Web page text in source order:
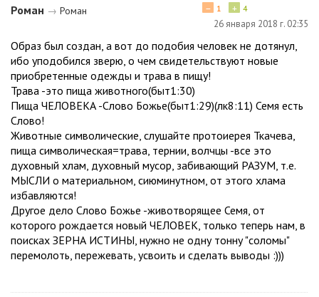
Роман → Роман + 4
− 1
26 января 2018 г. 02:35
Образ был создан, а вот до подобия человек не дотянул,
ибо уподобился зверю, о чем свидетельствуют новые
приобретенные одежды и трава в пищу!
Трава -это пища животного(быт1:30)
Пища ЧЕЛОВЕКА -Слово Божье(быт1:29)(лк8:11) Семя есть
Слово!
Животные символические, слушайте протоиерея Ткачева,
пища символическая=трава, тернии, волчцы -все это
духовный хлам, духовный мусор, забивающий РАЗУМ, т.е.
МЫСЛИ о материальном, сиюминутном, от этого хлама
избавляются!
Другое дело Слово Божье -животворящее Семя, от
которого рождается новый ЧЕЛОВЕК, только теперь нам, в
поисках ЗЕРНА ИСТИНЫ, нужно не одну тонну "соломы"
перемолоть, пережевать, усвоить и сделать выводы :)))